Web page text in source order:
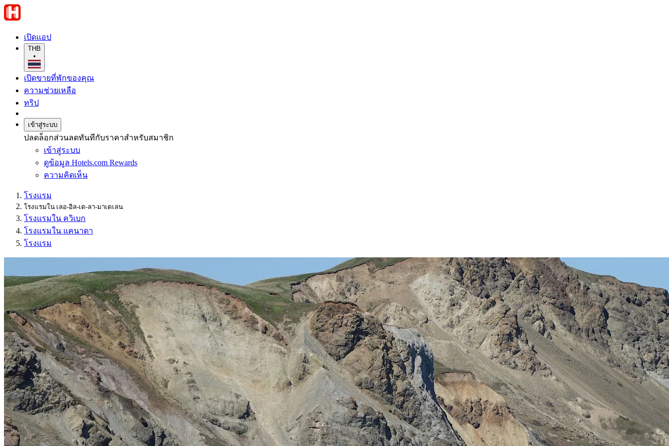
เปิดแอป
THB
•
เปิดขายที่พักของคุณ
ความช่วยเหลือ
ทริป
เข้าสู่ระบบ
ปลดล็อกส่วนลดทันทีกับราคาสำหรับสมาชิก
เข้าสู่ระบบ
ดูข้อมูล Hotels.com Rewards
ความคิดเห็น
โรงแรม
โรงแรมใน เลอ-อิล-เด-ลา-มาเดเลน
โรงแรมใน ควิเบก
โรงแรมใน แคนาดา
โรงแรม